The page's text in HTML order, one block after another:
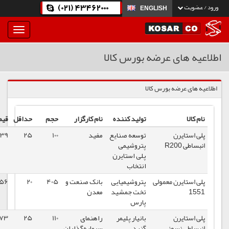
(021) 43462000
و
فهرست
بورس کالا
کالا
تولید کننده نام کارگزار حجم حداقل قیمت پایه
تاریخ
توسعه صنایع
پتروشیمی
100
25
120039
1399/03/18
پتروشیمیایی
تخت جمشید
بانک صنعت و 405
20
116756
1399/03/18
بانیار پلیمر 110
25
119573
1399/03/18